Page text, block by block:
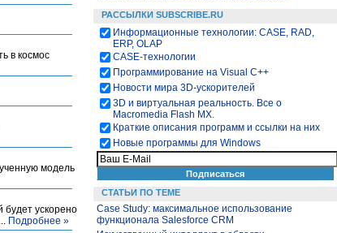
в космос
модель
будет ускорено
Подробнее »
РАССЫЛКИ SUBSCRIBE.RU
Информационные технологии: CASE, RAD,
ERP, OLAP
CASE-технологии
Программирование на Visual С++
Новости мира 3D-ускорителей
3D и виртуальная реальность. Все о
Macromedia Flash MX.
Краткие описания программ и ссылки на них
Новые программы для Windows
СТАТЬИ ПО ТЕМЕ
Case Study: максимальное использование
функционала Salesforce CRM